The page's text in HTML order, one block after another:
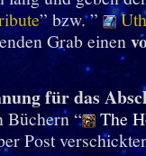
” bzw. ”
Grab einen
für das
Büchern “
The
Post